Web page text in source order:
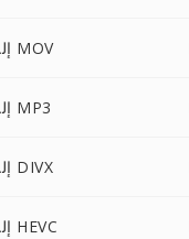
MJPEG إلى MOV
MJPEG إلى MP3
MJPEG إلى DIVX
MJPEG إلى HEVC